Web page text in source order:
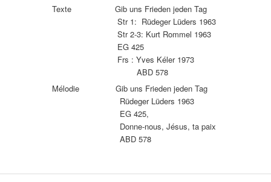
Texte Gib uns Frieden jeden Tag
Str 1: Rüdeger Lüders 1963
Str 2-3: Kurt Rommel 1963
EG 425
Frs : Yves Kéler 1973
ABD 578
Mélodie Gib uns Frieden jeden Tag
Rüdeger Lüders 1963
EG 425,
Donne-nous, Jésus, ta paix
ABD 578